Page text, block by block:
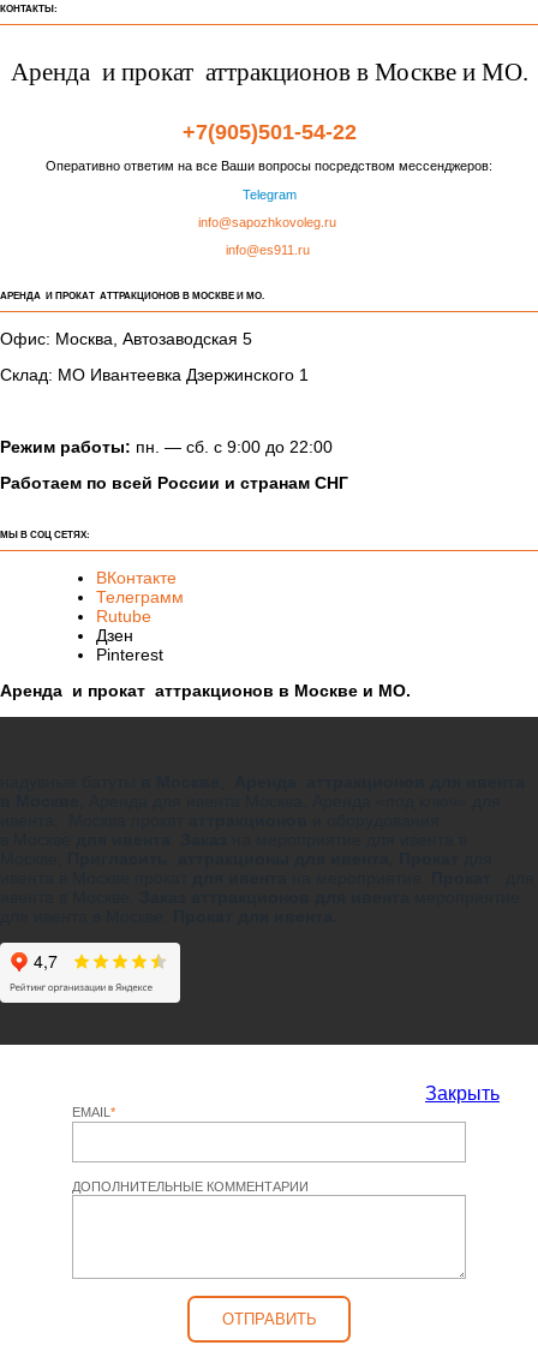
КОНТАКТЫ:
Аренда и прокат аттракционов в Москве и МО.
+7(905)501-54-22
Оперативно ответим на все Ваши вопросы посредством мессенджеров:
Telegram
info@sapozhkovoleg.ru
info@es911.ru
АРЕНДА И ПРОКАТ АТТРАКЦИОНОВ В МОСКВЕ И МО.
Офис: Москва, Автозаводская 5
Склад: МО Ивантеевка Дзержинского 1
Режим работы: пн. — сб. с 9:00 до 22:00
Работаем по всей России и странам СНГ
МЫ В СОЦ СЕТЯХ:
ВКонтакте
Телеграмм
Rutube
Дзен
Pinterest
Аренда и прокат аттракционов в Москве и МО.
Закрыть
EMAIL*
ДОПОЛНИТЕЛЬНЫЕ КОММЕНТАРИИ